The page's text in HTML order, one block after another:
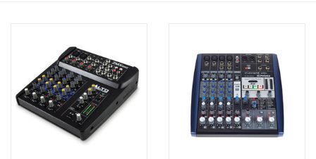
PA-Anlage
Traditionelle Instrumente
Signalprozessoren & Effekte